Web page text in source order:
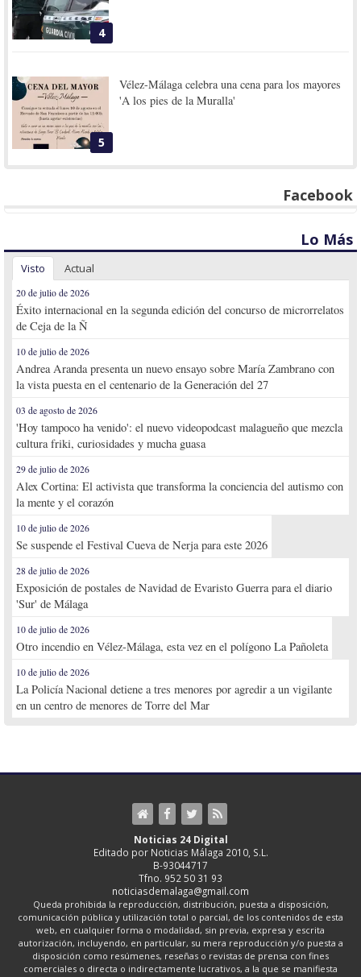
4
5
Vélez-Málaga celebra una cena para los mayores
'A los pies de la Muralla'
Facebook
Lo Más
Visto Actual
20 de julio de 2026
Éxito internacional en la segunda edición del concurso de microrrelatos
de Ceja de la Ñ
10 de julio de 2026
Andrea Aranda presenta un nuevo ensayo sobre María Zambrano con
la vista puesta en el centenario de la Generación del 27
03 de agosto de 2026
'Hoy tampoco ha venido': el nuevo videopodcast malagueño que mezcla
cultura friki, curiosidades y mucha guasa
29 de julio de 2026
Alex Cortina: El activista que transforma la conciencia del autismo con
la mente y el corazón
10 de julio de 2026
Se suspende el Festival Cueva de Nerja para este 2026
28 de julio de 2026
Exposición de postales de Navidad de Evaristo Guerra para el diario
'Sur' de Málaga
10 de julio de 2026
Otro incendio en Vélez-Málaga, esta vez en el polígono La Pañoleta
10 de julio de 2026
La Policía Nacional detiene a tres menores por agredir a un vigilante
en un centro de menores de Torre del Mar
Noticias 24 Digital
Editado por Noticias Málaga 2010, S.L.
B-93044717
Tfno. 952 50 31 93
noticiasdemalaga@gmail.com
Queda prohibida la reproducción, distribución, puesta a disposición,
comunicación pública y utilización total o parcial, de los contenidos de esta
web, en cualquier forma o modalidad, sin previa, expresa y escrita
autorización, incluyendo, en particular, su mera reproducción y/o puesta a
disposición como resúmenes, reseñas o revistas de prensa con fines
comerciales o directa o indirectamente lucrativos, a la que se manifiesta